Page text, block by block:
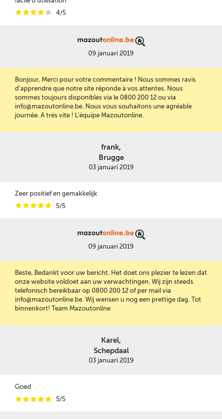
iiiii 4/5
09 januari 2019
Bonjour, Merci pour votre commentaire ! Nous sommes ravis
d’apprendre que notre site réponde à vos attentes. Nous
sommes toujours disponibles via le 0800 200 12 ou via
info@mazoutonline.be. Nous vous souhaitons une agréable
journée. A très vite ! L’équipe Mazoutonline.
frank,
Brugge
03 januari 2019
Zeer positief en gemakkelijk
iiiii 5/5
09 januari 2019
Beste, Bedankt voor uw bericht. Het doet ons plezier te lezen dat
onze website voldoet aan uw verwachtingen. Wij zijn steeds
telefonisch bereikbaar op 0800 200 12 of per mail via
info@mazoutonline.be. Wij wensen u nog een prettige dag. Tot
binnenkort! Team Mazoutonline
Karel,
Schepdaal
03 januari 2019
Goed
iiiii 5/5